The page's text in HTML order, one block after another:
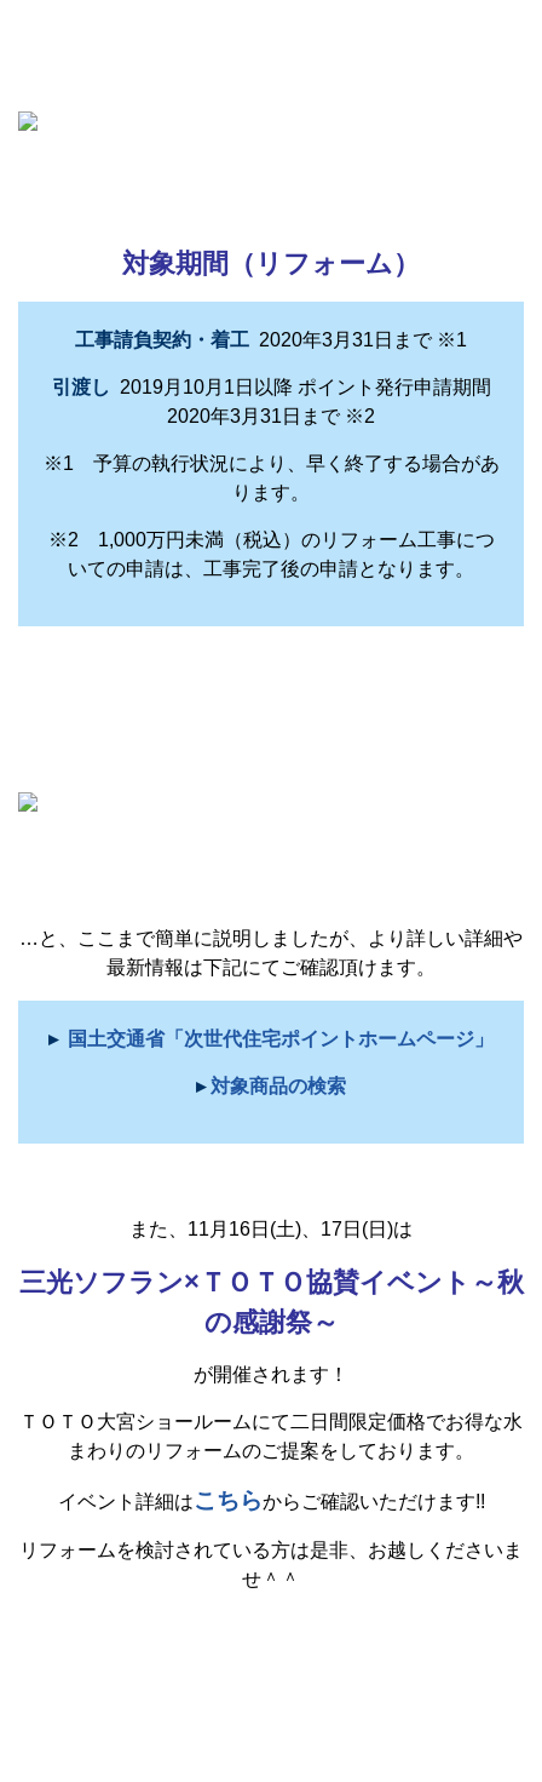
対象期間（リフォーム）
工事請負契約・着工 2020年3月31日まで ※1
引渡し
2019月10月1日以降 ポイント発行申請期間
2020年3月31日まで ※2
※1 予算の執行状況により、早く終了する場合があ
ります。
※2 1,000万円未満（税込）のリフォーム工事につ
いての申請は、工事完了後の申請となります。
…と、ここまで簡単に説明しましたが、より詳しい詳細や
最新情報は下記にてご確認頂けます。
▸ 国土交通省「次世代住宅ポイントホームページ」
▸対象商品の検索
また、11月16日(土)、17日(日)は
三光ソフラン×ＴＯＴＯ協賛イベント ～秋
の感謝祭～
が開催されます！
ＴＯＴＯ大宮ショールームにて二日間限定価格でお得な水
まわりのリフォームのご提案をしております。
イベント詳細はこちらからご確認いただけます!!
リフォームを検討されている方は是非、お越しくださいま
せ＾＾